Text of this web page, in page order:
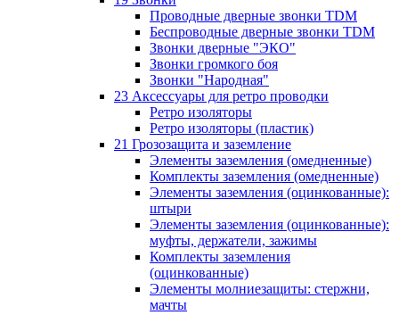
Проводные дверные звонки TDM
Беспроводные дверные звонки TDM
Звонки дверные "ЭКО"
Звонки громкого боя
Звонки "Народная"
23 Аксессуары для ретро проводки
Ретро изоляторы
Ретро изоляторы (пластик)
21 Грозозащита и заземление
Элементы заземления (омедненные)
Комплекты заземления (омедненные)
Элементы заземления (оцинкованные):
штыри
Элементы заземления (оцинкованные):
муфты, держатели, зажимы
Комплекты заземления
(оцинкованные)
Элементы молниезащиты: стержни,
мачты